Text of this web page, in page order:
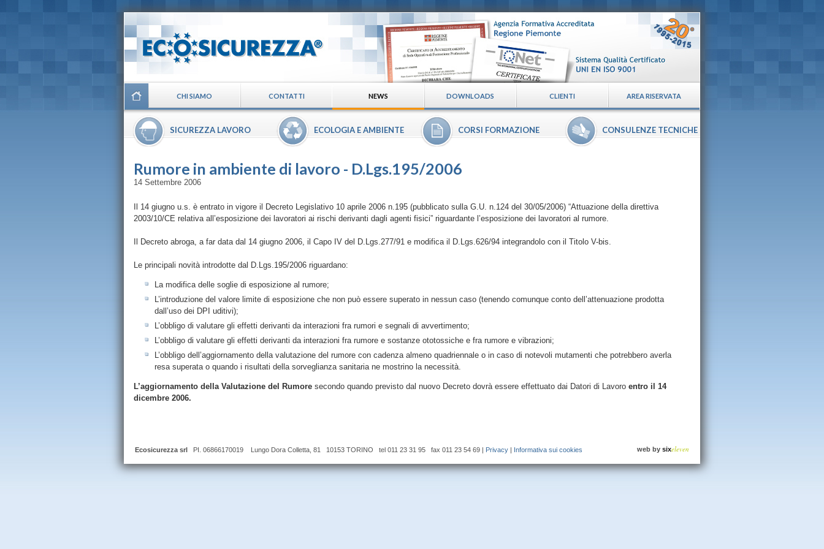
CHI SIAMO CONTATTI NEWS DOWNLOADS CLIENTI AREA RISERVATA
SICUREZZA LAVORO ECOLOGIA E AMBIENTE CORSI FORMAZIONE CONSULENZE TECNICHE
Rumore in ambiente di lavoro - D.Lgs.195/2006
14 Settembre 2006
Il 14 giugno u.s. è entrato in vigore il Decreto Legislativo 10 aprile 2006 n.195 (pubblicato sulla G.U. n.124 del 30/05/2006) “Attuazione della direttiva
2003/10/CE relativa all’esposizione dei lavoratori ai rischi derivanti dagli agenti fisici” riguardante l’esposizione dei lavoratori al rumore.
Il Decreto abroga, a far data dal 14 giugno 2006, il Capo IV del D.Lgs.277/91 e modifica il D.Lgs.626/94 integrandolo con il Titolo V-bis.
Le principali novità introdotte dal D.Lgs.195/2006 riguardano:
La modifica delle soglie di esposizione al rumore;
L’introduzione del valore limite di esposizione che non può essere superato in nessun caso (tenendo comunque conto dell’attenuazione prodotta
dall’uso dei DPI uditivi);
L’obbligo di valutare gli effetti derivanti da interazioni fra rumori e segnali di avvertimento;
L’obbligo di valutare gli effetti derivanti da interazioni fra rumore e sostanze ototossiche e fra rumore e vibrazioni;
L’obbligo dell’aggiornamento della valutazione del rumore con cadenza almeno quadriennale o in caso di notevoli mutamenti che potrebbero averla
resa superata o quando i risultati della sorveglianza sanitaria ne mostrino la necessità.
L’aggiornamento della Valutazione del Rumore secondo quando previsto dal nuovo Decreto dovrà essere effettuato dai Datori di Lavoro entro il 14
dicembre 2006.
Ecosicurezza srl PI. 06866170019 Lungo Dora Colletta, 81 10153 TORINO tel 011 23 31 95 fax 011 23 54 69 | Privacy | Informativa sui cookies web by sixeleven